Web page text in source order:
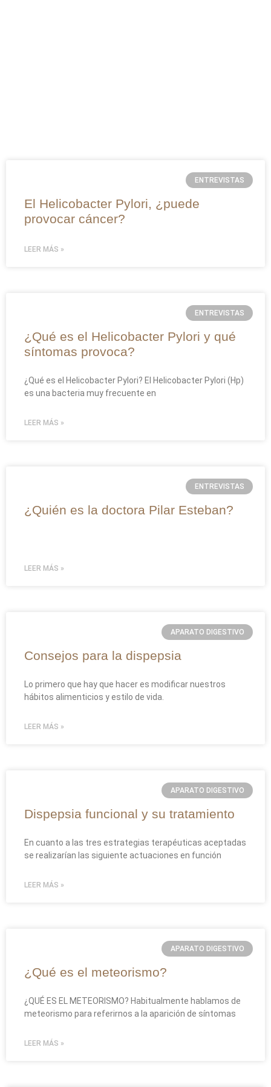
ENTREVISTAS
El Helicobacter Pylori, ¿puede
provocar cáncer?
LEER MÁS »
ENTREVISTAS
¿Qué es el Helicobacter Pylori y qué
síntomas provoca?
¿Qué es el Helicobacter Pylori? El Helicobacter Pylori (Hp)
es una bacteria muy frecuente en
LEER MÁS »
ENTREVISTAS
¿Quién es la doctora Pilar Esteban?
LEER MÁS »
APARATO DIGESTIVO
Consejos para la dispepsia
Lo primero que hay que hacer es modificar nuestros
hábitos alimenticios y estilo de vida.
LEER MÁS »
APARATO DIGESTIVO
Dispepsia funcional y su tratamiento
En cuanto a las tres estrategias terapéuticas aceptadas
se realizarían las siguiente actuaciones en función
LEER MÁS »
APARATO DIGESTIVO
¿Qué es el meteorismo?
¿QUÉ ES EL METEORISMO? Habitualmente hablamos de
meteorismo para referirnos a la aparición de síntomas
LEER MÁS »